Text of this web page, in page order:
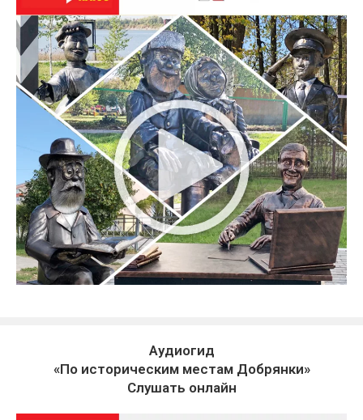
Аудиогид
«По историческим местам Добрянки»
Слушать онлайн